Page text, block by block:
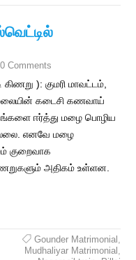
0 Comments
): குமரி மாவட்டம்,
கடைசி கணவாய்
ஈர்த்து மழை பொழிய
எனவே மழை
குறைவாக
அதிகம் உள்ளன.
Gounder Matrimonial ,
Mudhaliyar Matrimonial ,